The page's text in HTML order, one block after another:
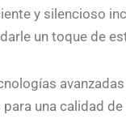
y silencioso
un toque de
una calidad